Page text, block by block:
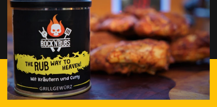
© 2025 N8 Schicht GmbH. Alle rechten voorbehouden.
ColofonPrivacybeleid